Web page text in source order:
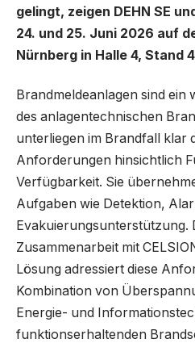
gelingt, zeigen DEHN SE
24. und 25. Juni 2026 auf
Nürnberg in Halle 4, Stand
Brandmeldeanlagen sind ein
des anlagentechnischen
unterliegen im Brandfall klar
Anforderungen hinsichtlich
Verfügbarkeit. Sie
Aufgaben wie Detektion,
Evakuierungsunterstützung.
Zusammenarbeit mit
Lösung adressiert diese
Kombination von
Energie- und
funktionserhaltenden